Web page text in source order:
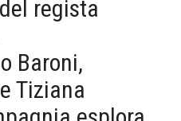
regista
Baroni,
Tiziana